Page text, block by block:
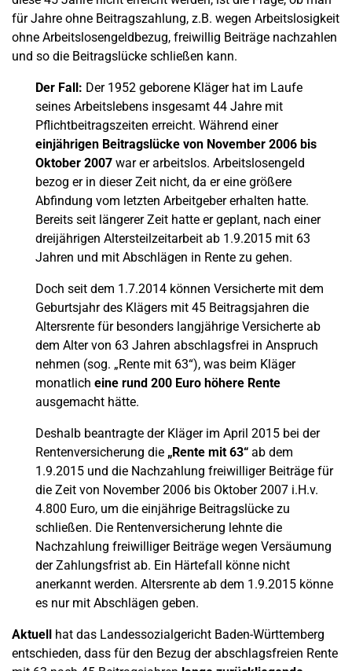
für Jahre ohne Beitragszahlung, z.B. wegen Arbeitslosigkeit
ohne Arbeitslosengeldbezug, freiwillig Beiträge nachzahlen
und so die Beitragslücke schließen kann.
Der Fall: Der 1952 geborene Kläger hat im Laufe
seines Arbeitslebens insgesamt 44 Jahre mit
Pflichtbeitragszeiten erreicht. Während einer
einjährigen Beitragslücke von November 2006 bis
Oktober 2007 war er arbeitslos. Arbeitslosengeld
bezog er in dieser Zeit nicht, da er eine größere
Abfindung vom letzten Arbeitgeber erhalten hatte.
Bereits seit längerer Zeit hatte er geplant, nach einer
dreijährigen Altersteilzeitarbeit ab 1.9.2015 mit 63
Jahren und mit Abschlägen in Rente zu gehen.
Doch seit dem 1.7.2014 können Versicherte mit dem
Geburtsjahr des Klägers mit 45 Beitragsjahren die
Altersrente für besonders langjährige Versicherte ab
dem Alter von 63 Jahren abschlagsfrei in Anspruch
nehmen (sog. „Rente mit 63“), was beim Kläger
monatlich eine rund 200 Euro höhere Rente
ausgemacht hätte.
Deshalb beantragte der Kläger im April 2015 bei der
Rentenversicherung die „Rente mit 63“ ab dem
1.9.2015 und die Nachzahlung freiwilliger Beiträge für
die Zeit von November 2006 bis Oktober 2007 i.H.v.
4.800 Euro, um die einjährige Beitragslücke zu
schließen. Die Rentenversicherung lehnte die
Nachzahlung freiwilliger Beiträge wegen Versäumung
der Zahlungsfrist ab. Ein Härtefall könne nicht
anerkannt werden. Altersrente ab dem 1.9.2015 könne
es nur mit Abschlägen geben.
Aktuell hat das Landessozialgericht Baden-Württemberg
entschieden, dass für den Bezug der abschlagsfreien Rente